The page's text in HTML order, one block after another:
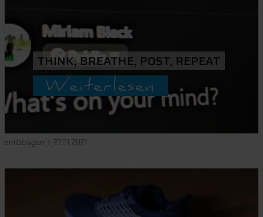
THINK, BREATHE, POST, REPEAT
Weiterlesen
entDEGgen 27.01.2021